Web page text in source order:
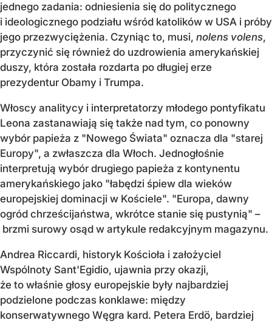
jednego zadania: odniesienia się do politycznego
i ideologicznego podziału wśród katolików w USA i próby
jego przezwyciężenia. Czyniąc to, musi, nolens volens,
przyczynić się również do uzdrowienia amerykańskiej
duszy, która została rozdarta po długiej erze
prezydentur Obamy i Trumpa.
Włoscy analitycy i interpretatorzy młodego pontyfikatu
Leona zastanawiają się także nad tym, co ponowny
wybór papieża z "Nowego Świata" oznacza dla "starej
Europy", a zwłaszcza dla Włoch. Jednogłośnie
interpretują wybór drugiego papieża z kontynentu
amerykańskiego jako "łabędzi śpiew dla wieków
europejskiej dominacji w Kościele". "Europa, dawny
ogród chrześcijaństwa, wkrótce stanie się pustynią" –
brzmi surowy osąd w artykule redakcyjnym magazynu.
Andrea Riccardi, historyk Kościoła i założyciel
Wspólnoty Sant'Egidio, ujawnia przy okazji,
że to właśnie głosy europejskie były najbardziej
podzielone podczas konklawe: między
konserwatywnego Węgra kard. Petera Erdö, bardziej